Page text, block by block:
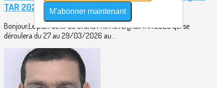
TAR 2026 - Treignat
Bonjour,Le plan de tir du Grand Prix Auvergnat TAR 2026 qui se
déroulera du 27 au 29/03/2026 au...
M'abonner maintenant